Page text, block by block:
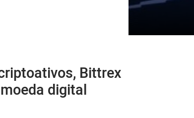
Bittrex
digital